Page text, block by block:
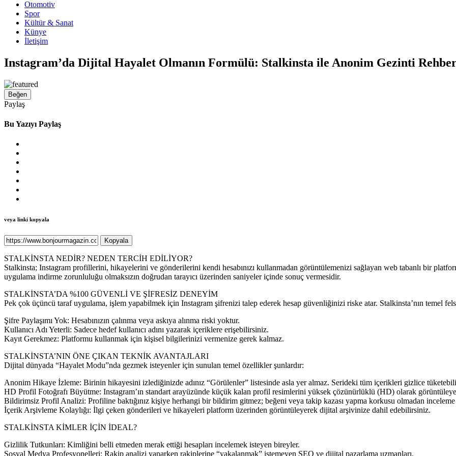
Otomotiv
Spor
Kültür & Sanat
Künye
İletişim
Instagram’da Dijital Hayalet Olmanın Formülü: Stalkinsta ile Anonim Gezinti
Beğen
Paylaş
Bu Yazıyı Paylaş
veya linki kopyala
Kopyala
STALKİNSTA NEDİR? NEDEN TERCİH EDİLİYOR?
Stalkinsta; Instagram profillerini, hikayelerini ve gönderilerini kendi hesabınızı kullanmadan görüntülemenizi sağlayan web tabanlı bir
uygulama indirme zorunluluğu olmaksızın doğrudan tarayıcı üzerinden saniyeler içinde sonuç vermesidir.
STALKİNSTA’DA %100 GÜVENLİ VE ŞİFRESİZ DENEYİM
Pek çok üçüncü taraf uygulama, işlem yapabilmek için Instagram şifrenizi talep ederek hesap güvenliğinizi riske atar. Stalkinsta’nın temel
Şifre Paylaşımı Yok: Hesabınızın çalınma veya askıya alınma riski yoktur.
Kullanıcı Adı Yeterli: Sadece hedef kullanıcı adını yazarak içeriklere erişebilirsiniz.
Kayıt Gerekmez: Platformu kullanmak için kişisel bilgilerinizi vermenize gerek kalmaz.
STALKİNSTA’NIN ÖNE ÇIKAN TEKNİK AVANTAJLARI
Dijital dünyada “Hayalet Modu”nda gezmek isteyenler için sunulan temel özellikler şunlardır:
Anonim Hikaye İzleme: Birinin hikayesini izlediğinizde adınız “Görülenler” listesinde asla yer almaz. Serideki tüm içerikleri gizlice
HD Profil Fotoğrafı Büyütme: Instagram’ın standart arayüzünde küçük kalan profil resimlerini yüksek çözünürlüklü (HD) olarak
Bildirimsiz Profil Analizi: Profiline baktığınız kişiye herhangi bir bildirim gitmez; beğeni veya takip kazası yapma korkusu olmadan
İçerik Arşivleme Kolaylığı: İlgi çeken gönderileri ve hikayeleri platform üzerinden görüntüleyerek dijital arşivinize dahil edebilirsiniz.
STALKİNSTA KİMLER İÇİN İDEAL?
Gizlilik Tutkunları: Kimliğini belli etmeden merak ettiği hesapları incelemek isteyen bireyler.
Sosyal Medya Profesyonelleri: Rakip analizi yaparken rakiplerine “yakalanmak” istemeyen SEO ve dijital pazarlama uzmanları.